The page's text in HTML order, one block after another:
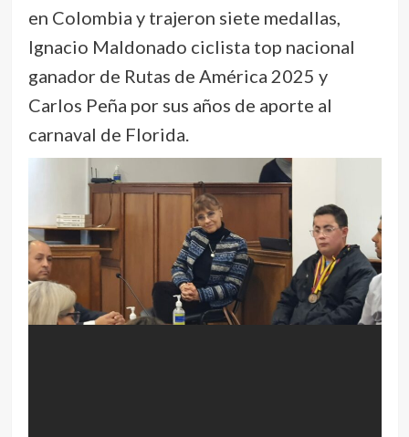
en Colombia y trajeron siete medallas,
Ignacio Maldonado ciclista top nacional
ganador de Rutas de América 2025 y
Carlos Peña por sus años de aporte al
carnaval de Florida.